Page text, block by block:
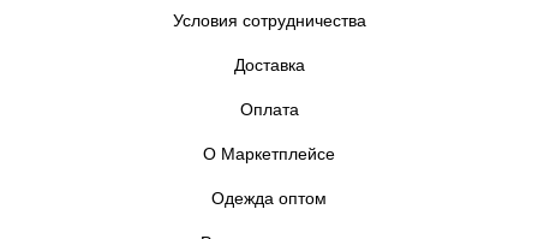
Условия сотрудничества
Доставка
Оплата
О Маркетплейсе
Одежда оптом